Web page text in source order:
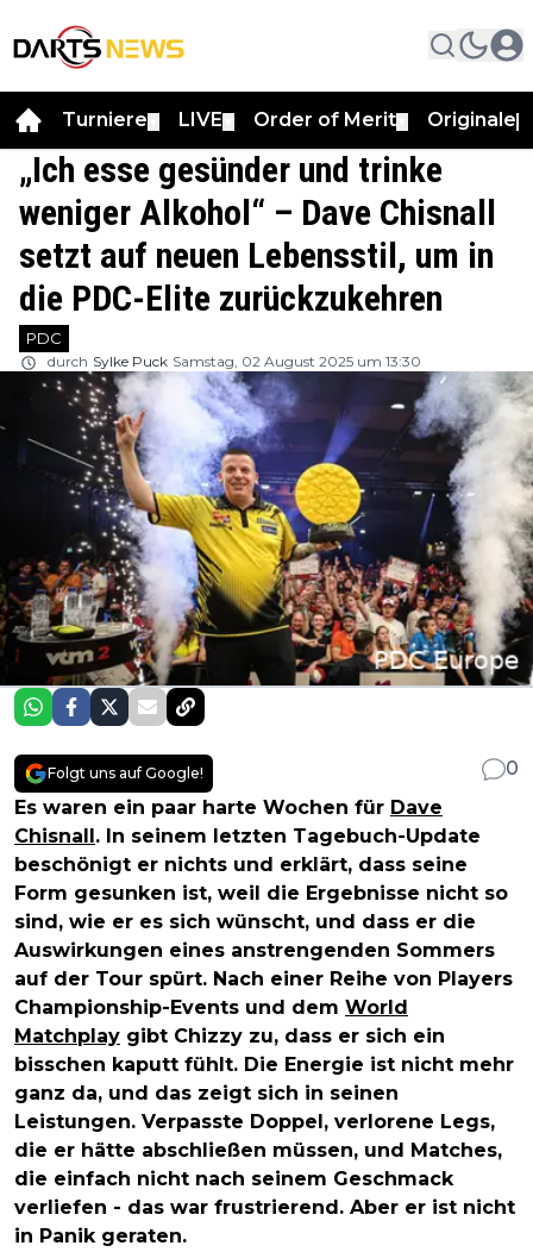
Turniere LIVE Order of Merit Originale
„Ich esse gesünder und trinke
weniger Alkohol“ – Dave Chisnall
setzt auf neuen Lebensstil, um in
die PDC-Elite zurückzukehren
PDC
durch Sylke Puck Samstag, 02 August 2025 um 13:30
Folgt uns auf Google!
0
Es waren ein paar harte Wochen für Dave
Chisnall . In seinem letzten Tagebuch-Update
beschönigt er nichts und erklärt, dass seine
Form gesunken ist, weil die Ergebnisse nicht so
sind, wie er es sich wünscht, und dass er die
Auswirkungen eines anstrengenden Sommers
auf der Tour spürt. Nach einer Reihe von Players
Championship-Events und dem World
Matchplay gibt Chizzy zu, dass er sich ein
bisschen kaputt fühlt. Die Energie ist nicht mehr
ganz da, und das zeigt sich in seinen
Leistungen. Verpasste Doppel, verlorene Legs,
die er hätte abschließen müssen, und Matches,
die einfach nicht nach seinem Geschmack
verliefen - das war frustrierend. Aber er ist nicht
in Panik geraten.